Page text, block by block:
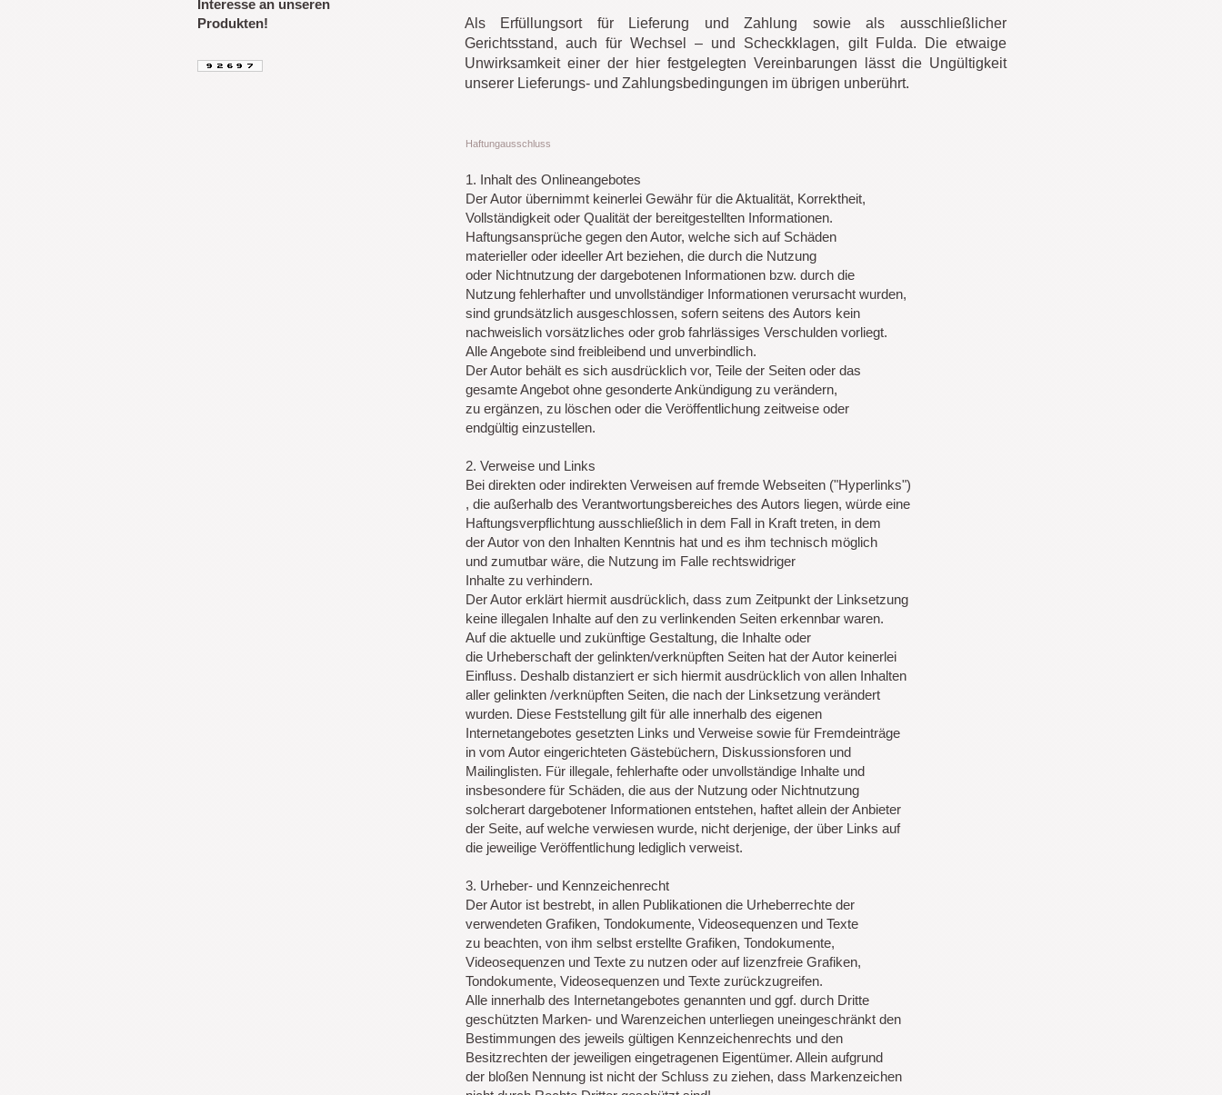
Als Erfüllungsort für Lieferung und Zahlung sowie als ausschließlicher
Gerichtsstand, auch für Wechsel – und Scheckklagen, gilt Fulda. Die etwaige
Unwirksamkeit einer der hier festgelegten Vereinbarungen lässt die Ungültigkeit
unserer Lieferungs- und Zahlungsbedingungen im übrigen unberührt.
Haftungausschluss
1. Inhalt des Onlineangebotes
Der Autor übernimmt keinerlei Gewähr für die Aktualität, Korrektheit,
Vollständigkeit oder Qualität der bereitgestellten Informationen.
Haftungsansprüche gegen den Autor, welche sich auf Schäden
materieller oder ideeller Art beziehen, die durch die Nutzung
oder Nichtnutzung der dargebotenen Informationen bzw. durch die
Nutzung fehlerhafter und unvollständiger Informationen verursacht wurden,
sind grundsätzlich ausgeschlossen, sofern seitens des Autors kein
nachweislich vorsätzliches oder grob fahrlässiges Verschulden vorliegt.
Alle Angebote sind freibleibend und unverbindlich.
Der Autor behält es sich ausdrücklich vor, Teile der Seiten oder das
gesamte Angebot ohne gesonderte Ankündigung zu verändern,
zu ergänzen, zu löschen oder die Veröffentlichung zeitweise oder
endgültig einzustellen.
2. Verweise und Links
Bei direkten oder indirekten Verweisen auf fremde Webseiten ("Hyperlinks")
, die außerhalb des Verantwortungsbereiches des Autors liegen, würde eine
Haftungsverpflichtung ausschließlich in dem Fall in Kraft treten, in dem
der Autor von den Inhalten Kenntnis hat und es ihm technisch möglich
und zumutbar wäre, die Nutzung im Falle rechtswidriger
Inhalte zu verhindern.
Der Autor erklärt hiermit ausdrücklich, dass zum Zeitpunkt der Linksetzung
keine illegalen Inhalte auf den zu verlinkenden Seiten erkennbar waren.
Auf die aktuelle und zukünftige Gestaltung, die Inhalte oder
die Urheberschaft der gelinkten/verknüpften Seiten hat der Autor keinerlei
Einfluss. Deshalb distanziert er sich hiermit ausdrücklich von allen Inhalten
aller gelinkten /verknüpften Seiten, die nach der Linksetzung verändert
wurden. Diese Feststellung gilt für alle innerhalb des eigenen
Internetangebotes gesetzten Links und Verweise sowie für Fremdeinträge
in vom Autor eingerichteten Gästebüchern, Diskussionsforen und
Mailinglisten. Für illegale, fehlerhafte oder unvollständige Inhalte und
insbesondere für Schäden, die aus der Nutzung oder Nichtnutzung
solcherart dargebotener Informationen entstehen, haftet allein der Anbieter
der Seite, auf welche verwiesen wurde, nicht derjenige, der über Links auf
die jeweilige Veröffentlichung lediglich verweist.
3. Urheber- und Kennzeichenrecht
Der Autor ist bestrebt, in allen Publikationen die Urheberrechte der
verwendeten Grafiken, Tondokumente, Videosequenzen und Texte
zu beachten, von ihm selbst erstellte Grafiken, Tondokumente,
Videosequenzen und Texte zu nutzen oder auf lizenzfreie Grafiken,
Tondokumente, Videosequenzen und Texte zurückzugreifen.
Alle innerhalb des Internetangebotes genannten und ggf. durch Dritte
geschützten Marken- und Warenzeichen unterliegen uneingeschränkt den
Bestimmungen des jeweils gültigen Kennzeichenrechts und den
Besitzrechten der jeweiligen eingetragenen Eigentümer. Allein aufgrund
der bloßen Nennung ist nicht der Schluss zu ziehen, dass Markenzeichen
Interesse an unseren
Produkten!